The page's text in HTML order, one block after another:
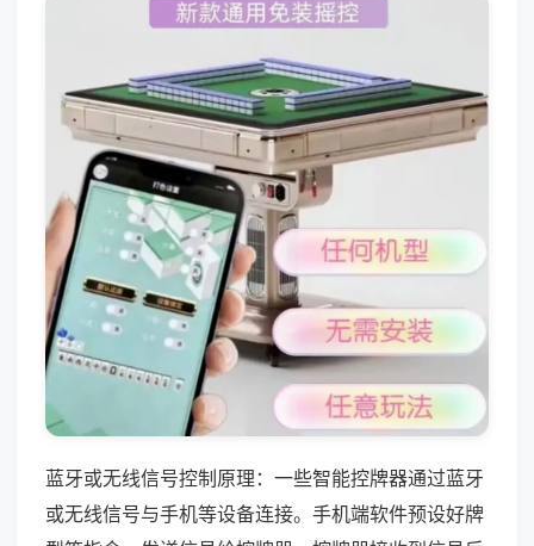
蓝牙或无线信号控制原理：一些智能控牌器通过蓝牙
或无线信号与手机等设备连接。手机端软件预设好牌